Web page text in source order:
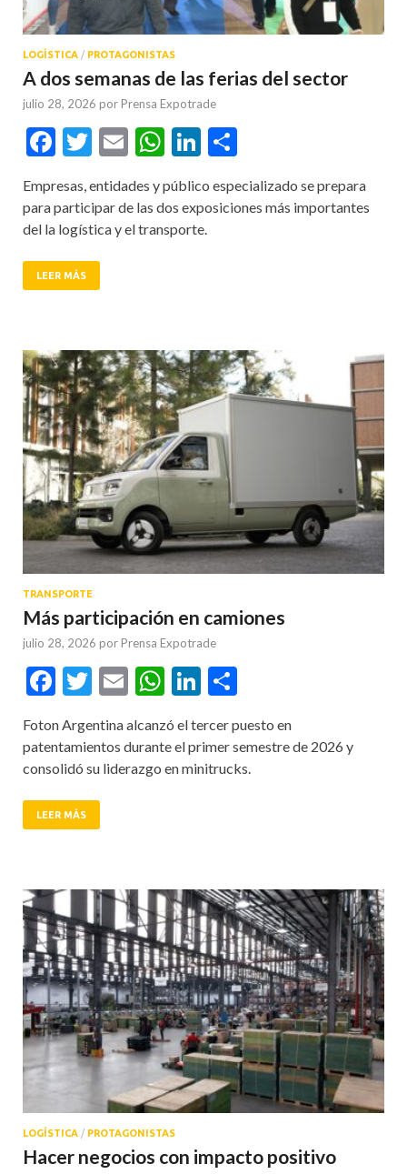
LOGÍSTICA / PROTAGONISTAS
A dos semanas de las ferias del sector
julio 28, 2026 por Prensa Expotrade
Facebook
Twitter
EmailWhatsApp
LinkedIn
Empresas, entidades y público especializado se prepara
para participar de las dos exposiciones más importantes
del la logística y el transporte.
LEER MÁS
TRANSPORTE
Más participación en camiones
julio 28, 2026 por Prensa Expotrade
Facebook
Twitter
EmailWhatsApp
LinkedIn
Foton Argentina alcanzó el tercer puesto en
patentamientos durante el primer semestre de 2026 y
consolidó su liderazgo en minitrucks.
LEER MÁS
LOGÍSTICA / PROTAGONISTAS
Hacer negocios con impacto positivo